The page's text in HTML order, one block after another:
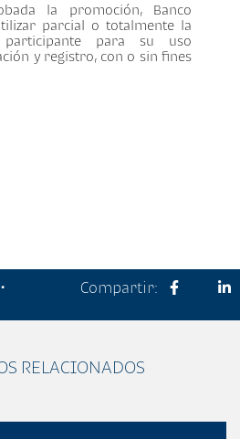
la promoción, Banco
parcial o totalmente la
para su uso
y registro, con o sin fines
Compartir:
RELACIONADOS